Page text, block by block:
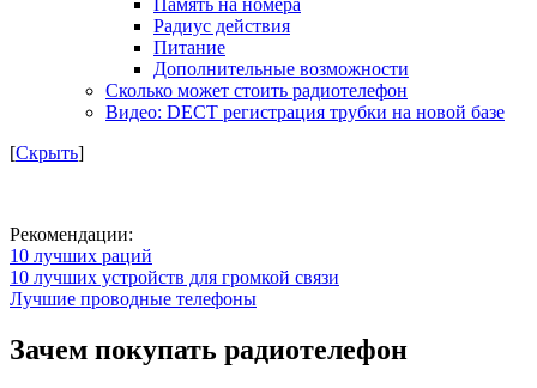
Радиус действия
Питание
Дополнительные возможности
Сколько может стоить радиотелефон
Видео: DECT регистрация трубки на новой базе
[Скрыть]
Рекомендации:
10 лучших раций
10 лучших устройств для громкой связи
Лучшие проводные телефоны
Зачем покупать радиотелефон